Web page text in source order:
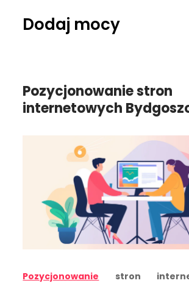
Dodaj mocy
Pozycjonowanie stron
internetowych
Pozycjonowanie stron